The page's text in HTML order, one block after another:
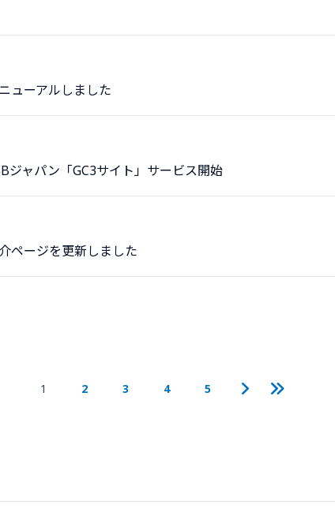
ューアルしました
ジャパン「GC3サイト」サービス開始
ページを更新しました
1 2 3 4 5